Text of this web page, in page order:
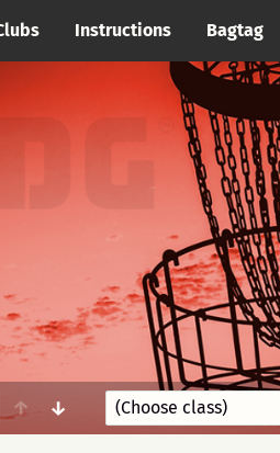
Instructions Bagtag
↑ ↓